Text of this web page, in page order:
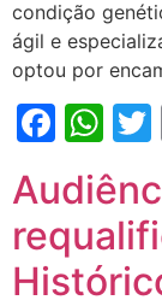
condição
ágil e
optou por